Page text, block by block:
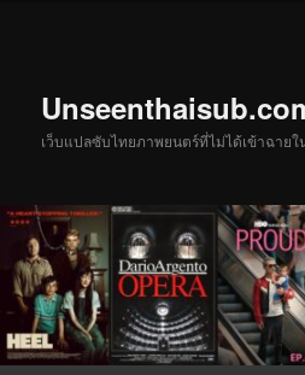
เว็บแปลซับไทยภาพยนตร์ที่ไม่ได้เข้าฉายใ